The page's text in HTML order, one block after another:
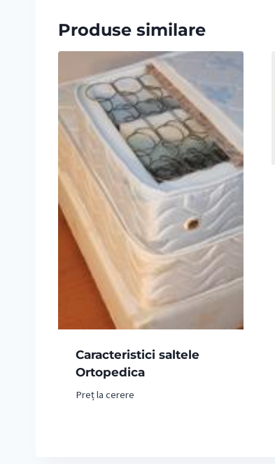
Produse similare
Caracteristici saltele
Ortopedica
Preț la cerere